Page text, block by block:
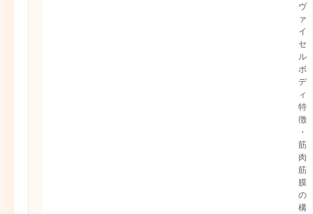
ヴ
ァ
イ
セ
ル
ボ
デ
ィ
特
徴
・
筋
肉
筋
膜
の
構